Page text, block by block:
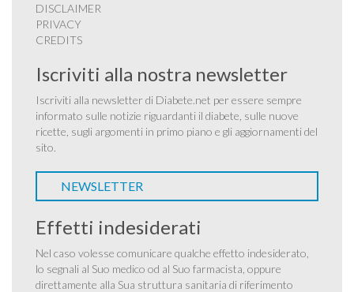
DISCLAIMER
PRIVACY
CREDITS
Iscriviti alla nostra newsletter
Iscriviti alla newsletter di Diabete.net per essere sempre
informato sulle notizie riguardanti il diabete, sulle nuove
ricette, sugli argomenti in primo piano e gli aggiornamenti del
sito.
NEWSLETTER
Effetti indesiderati
Nel caso volesse comunicare qualche effetto indesiderato,
lo segnali al Suo medico od al Suo farmacista, oppure
direttamente alla Sua struttura sanitaria di riferimento